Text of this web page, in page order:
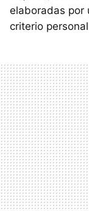
elaboradas por
criterio